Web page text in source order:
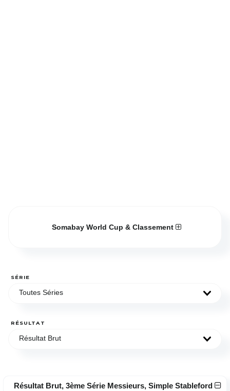
Somabay World Cup & Classement
SÉRIE
Toutes Séries
RÉSULTAT
Résultat Brut
Résultat Brut, 3ème Série Messieurs, Simple Stableford